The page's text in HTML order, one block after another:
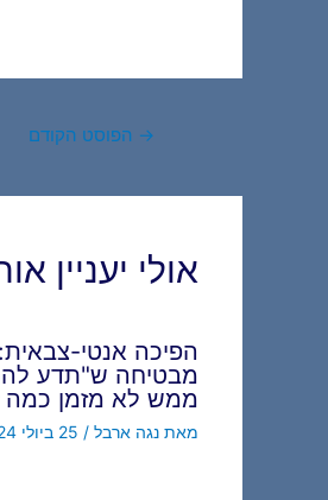
Post
→ הפוסט הקודם
אולי יעניין
הפיכה אנטי-
מבטיחה ש"תדע
ממש לא מזמן כמה
מאתנגה ארבל/ 25 ביולי 2024